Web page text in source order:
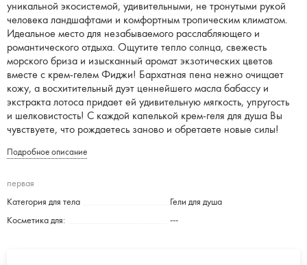
уникальной экосистемой, удивительными, не тронутыми рукой
человека ландшафтами и комфортным тропическим климатом.
Идеальное место для незабываемого расслабляющего и
романтического отдыха. Ощутите тепло солнца, свежесть
морского бриза и изысканный аромат экзотических цветов
вместе с крем-гелем Фиджи! Бархатная пена нежно очищает
кожу, а восхитительный дуэт ценнейшего масла бабассу и
экстракта лотоса придает ей удивительную мягкость, упругость
и шелковистость! С каждой капелькой крем-геля для душа Вы
чувствуете, что рождаетесь заново и обретаете новые силы!
Подробное описание
первая
Категория для тела Гели для душа
Косметика для: ---